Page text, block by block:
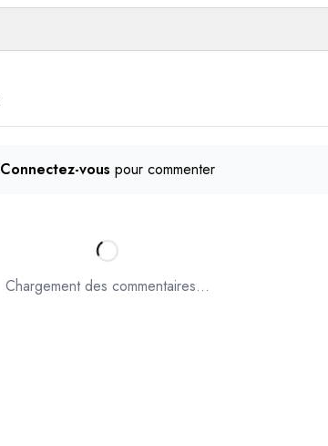
Connectez-vous pour commenter
Chargement des commentaires...